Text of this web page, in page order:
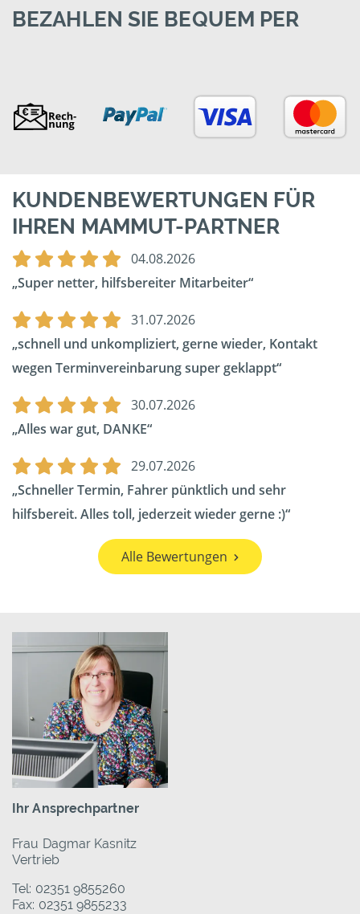
BEZAHLEN SIE BEQUEM PER
KUNDENBEWERTUNGEN FÜR
IHREN MAMMUT-PARTNER
04.08.2026
Super netter, hilfsbereiter Mitarbeiter
31.07.2026
schnell und unkompliziert, gerne wieder, Kontakt
wegen Terminvereinbarung super geklappt
30.07.2026
Alles war gut, DANKE
29.07.2026
Schneller Termin, Fahrer pünktlich und sehr
hilfsbereit. Alles toll, jederzeit wieder gerne :)
Alle Bewertungen
Ihr Ansprechpartner
Frau Dagmar Kasnitz
Vertrieb
Tel: 02351 9855260
Fax: 02351 9855233